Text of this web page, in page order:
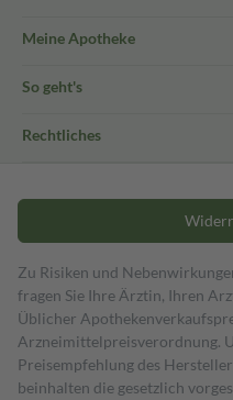
Meine Apotheke
So geht's
Rechtliches
Zu Risiken und
fragen Sie Ihre Ärztin, Ihren
Üblicher
Arzneimittelpreisverordnung.
Preisempfehlung des
beinhalten die gesetzlich